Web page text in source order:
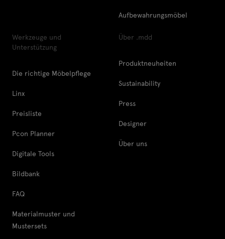
Aufbewahrungsmöbel
Werkzeuge und
Unterstützung
Die richtige Möbelpflege
Linx
Preisliste
Pcon Planner
Digitale Tools
Bildbank
FAQ
Materialmuster und
Mustersets
Über .mdd
Produktneuheiten
Sustainability
Press
Designer
Über uns